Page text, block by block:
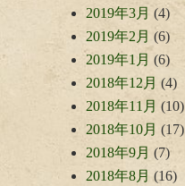
2019年3月 (4)
2019年2月 (6)
2019年1月 (6)
2018年12月 (4)
2018年11月 (10)
2018年10月 (17)
2018年9月 (7)
2018年8月 (16)